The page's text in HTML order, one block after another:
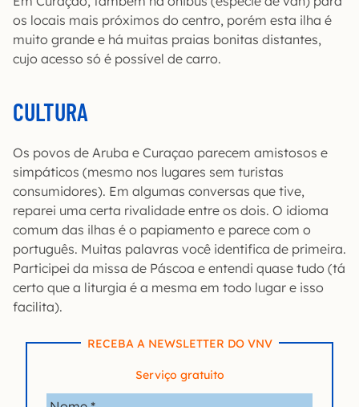
os locais mais próximos do centro, porém esta ilha é
muito grande e há muitas praias bonitas distantes,
cujo acesso só é possível de carro.
CULTURA
Os povos de Aruba e Curaçao parecem amistosos e
simpáticos (mesmo nos lugares sem turistas
consumidores). Em algumas conversas que tive,
reparei uma certa rivalidade entre os dois. O idioma
comum das ilhas é o papiamento e parece com o
português. Muitas palavras você identifica de primeira.
Participei da missa de Páscoa e entendi quase tudo (tá
certo que a liturgia é a mesma em todo lugar e isso
facilita).
RECEBA A NEWSLETTER DO VNV
Serviço gratuito